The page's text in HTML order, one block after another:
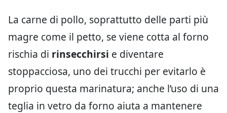
La carne di pollo, soprattutto delle parti più
magre come il petto, se viene cotta al forno
rischia di rinsecchirsi e diventare
stoppacciosa, uno dei trucchi per evitarlo è
proprio questa marinatura; anche l’uso di una
teglia in vetro da forno aiuta a mantenere